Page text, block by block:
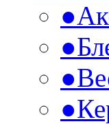
●
●
●
●